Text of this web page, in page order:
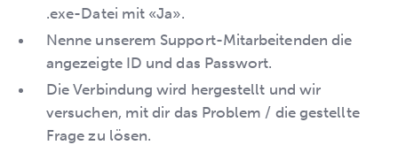
.exe-Datei mit «Ja».
Nenne unserem Support-Mitarbeitenden die
angezeigte ID und das Passwort.
Die Verbindung wird hergestellt und wir
versuchen, mit dir das Problem / die gestellte
Frage zu lösen.